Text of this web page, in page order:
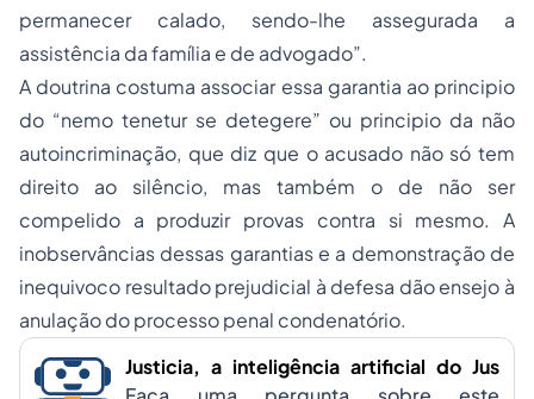
permanecer calado, sendo-lhe assegurada a
assistência da família e de advogado”.
A doutrina costuma associar essa garantia ao principio
do “nemo tenetur se detegere” ou principio da não
autoincriminação, que diz que o acusado não só tem
direito ao silêncio, mas também o de não ser
compelido a produzir provas contra si mesmo. A
inobservâncias dessas garantias e a demonstração de
inequivoco resultado prejudicial à defesa dão ensejo à
anulação do processo penal condenatório.
Justicia, a inteligência artificial do Jus